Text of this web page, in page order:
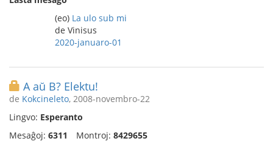
(eo) La ulo sub mi
de Vinisus
2020-januaro-01
A aŭ B? Elektu!
de Kokcineleto, 2008-novembro-22
Lingvo: Esperanto
Mesaĝoj: 6311 Montroj: 8429655